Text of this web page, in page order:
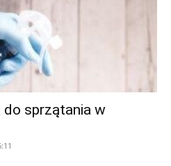
do sprzątania w